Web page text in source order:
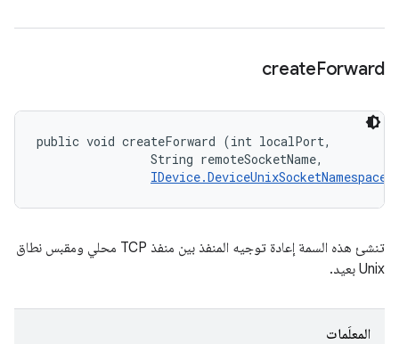
createForward
public void createForward (int localPort,
                String remoteSocketName,
IDevice.DeviceUnixSocketNamespace
تنشئ هذه السمة إعادة توجيه المنفذ بين منفذ TCP محلي ومقبس نطاق
Unix بعيد.
المعلَمات